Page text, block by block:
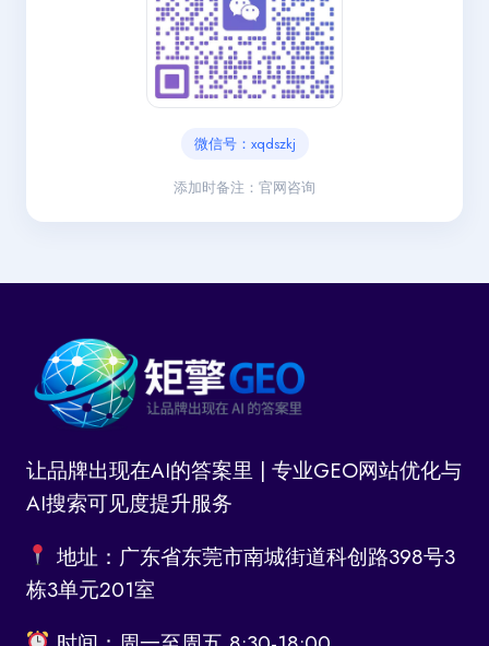
微信号：xqdszkj
添加时备注：官网咨询
让品牌出现在AI的答案里 | 专业GEO网站优化与
AI搜索可见度提升服务
地址：广东省东莞市南城街道科创路398号3
栋3单元201室